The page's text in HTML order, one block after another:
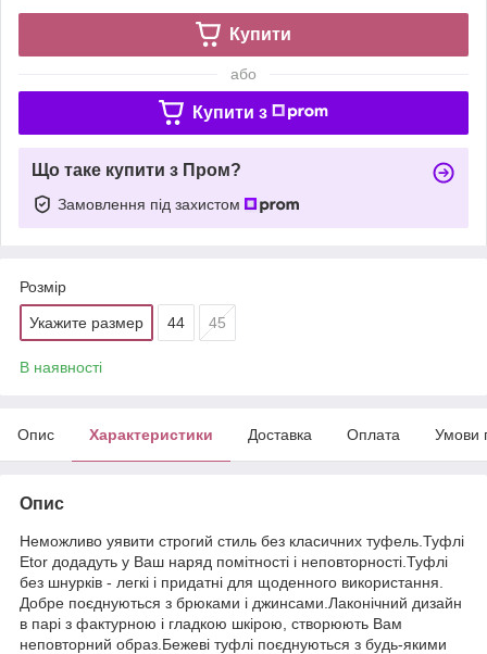
Купити
або
Купити з
Що таке купити з Пром?
Замовлення під захистом
Розмір
Укажите размер 44 45
В наявності
Опис Характеристики Доставка Оплата Умови
Опис
Неможливо уявити строгий стиль без класичних туфель.Туфлі
Etor додадуть у Ваш наряд помітності і неповторності.Туфлі
без шнурків - легкі і придатні для щоденного використання.
Добре поєднуються з брюками і джинсами.Лаконічний дизайн
в парі з фактурною і гладкою шкірою, створюють Вам
неповторний образ.Бежеві туфлі поєднуються з будь-якими